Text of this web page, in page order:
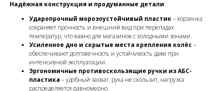
Надёжная конструкция и продуманные детали
Ударопрочный морозоустойчивый пластик– корзинка
сохраняет прочность и внешний вид при перепадах
температур, что важно для магазинов с холодными зонами.
Усиленное дно и скрытые места крепления колёс –
обеспечивают долговечность и устойчивость даже при
интенсивной эксплуатации.
Эргономичные противоскользящие ручки из АБС-
пластика – удобный захват, рука не скользит, нагрузка
распределяется равномерно.